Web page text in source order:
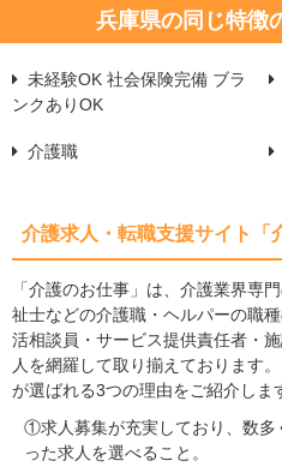
兵庫県の同じ特徴
未経験OK 社会保険完備 ブラ
ンクありOK
介護職
介護求人・転職支援サイト「
「介護のお仕事」は、介護業界専
祉士などの介護職・ヘルパーの職
活相談員・サービス提供責任者・
人を網羅して取り揃えております
が選ばれる3つの理由をご紹介しま
①求人募集が充実しており、数多
った求人を選べること。